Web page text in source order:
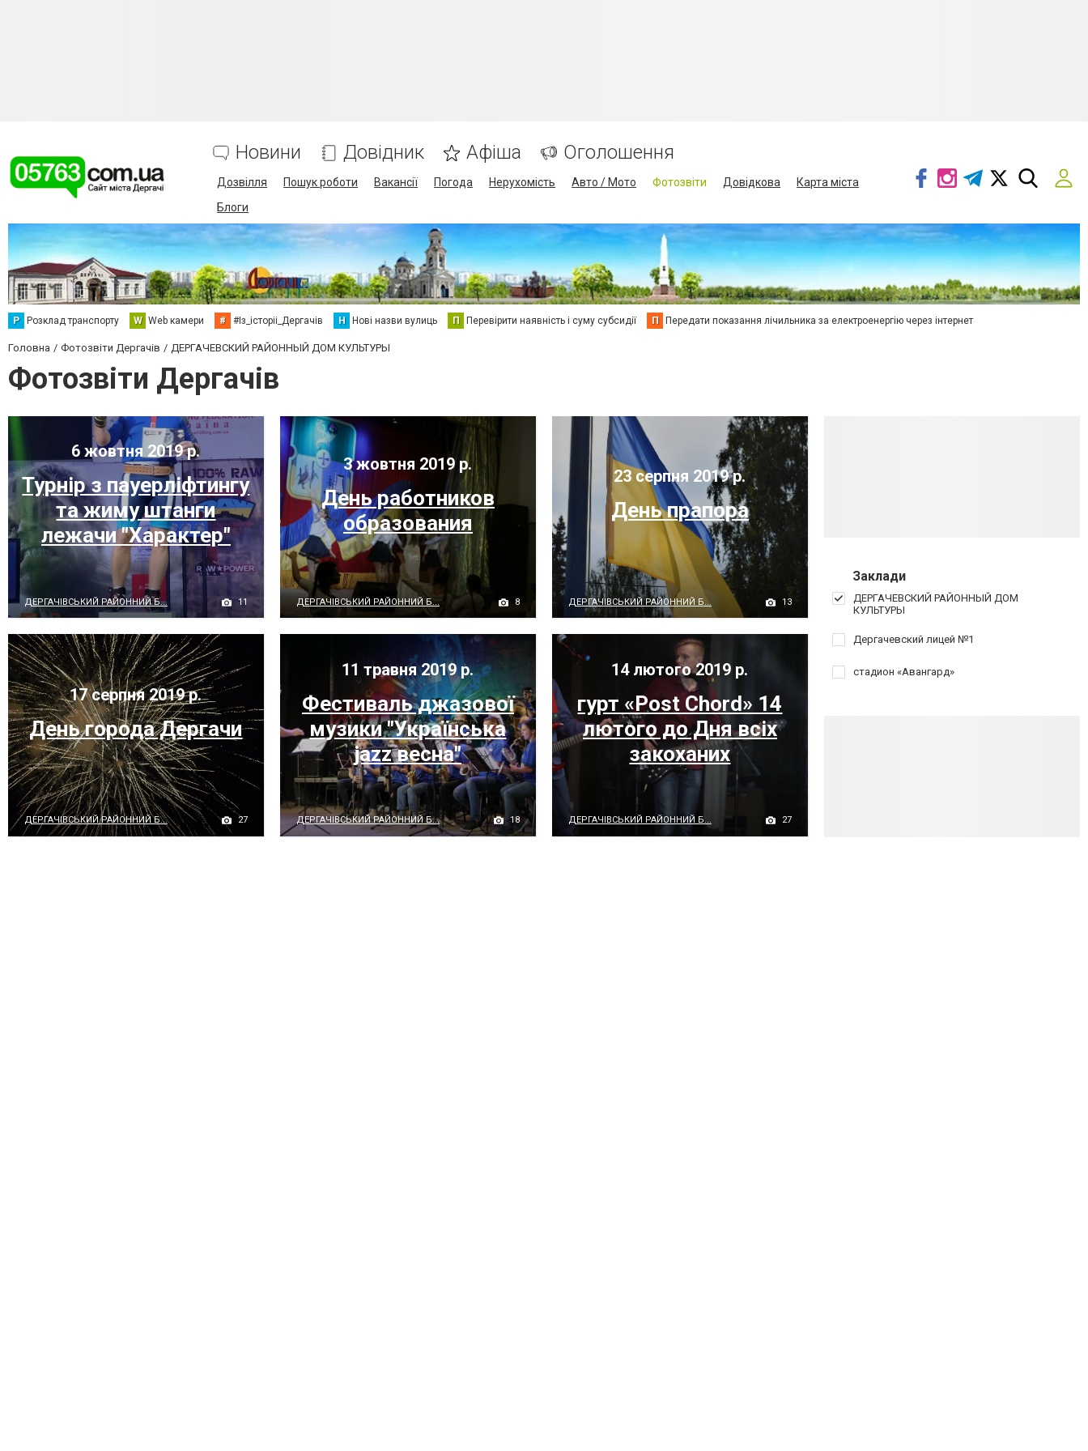
Новини Довідник Афіша Оголошення
Дозвілля Пошук роботи Вакансії Погода Нерухомість Авто / Мото Фотозвіти Довідкова
Карта міста
Блоги
Р Розклад транспорту W Web камери # #Із_історіі_Дергачів Н Нові назви вулиць П Перевірити наявність і суму субсидії П Передати показання лічильника за електроенергію через інтернет
Головна Фотозвіти Дергачів ДЕРГАЧЕВСКИЙ РАЙОННЫЙ ДОМ КУЛЬТУРЫ
Фотозвіти Дергачів
6 жовтня 2019 р.
Турнір з пауерліфтингу
та жиму штанги
лежачи "Характер"
ДЕРГАЧІВСЬКИЙ РАЙОННИЙ Б... 11
3 жовтня 2019 р.
День работников
образования
ДЕРГАЧІВСЬКИЙ РАЙОННИЙ Б... 8
23 серпня 2019 р.
День прапора
ДЕРГАЧІВСЬКИЙ РАЙОННИЙ Б... 13
17 серпня 2019 р.
День города Дергачи
ДЕРГАЧІВСЬКИЙ РАЙОННИЙ Б... 27
11 травня 2019 р.
Фестиваль джазової
музики "Українська
jazz весна"
ДЕРГАЧІВСЬКИЙ РАЙОННИЙ Б... 18
14 лютого 2019 р.
гурт «Post Chord» 14
лютого до Дня всіх
закоханих
ДЕРГАЧІВСЬКИЙ РАЙОННИЙ Б... 27
Заклади
ДЕРГАЧЕВСКИЙ РАЙОННЫЙ ДОМ
КУЛЬТУРЫ
Дергачевский лицей №1
стадион «Авангард»